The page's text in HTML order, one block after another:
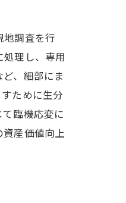
地調査を行
理し、専用
、細部にま
ために生分
臨機応変に
産価値向上